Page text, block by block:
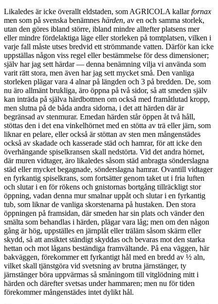
Likaledes är icke överallt eldstaden, som AGRICOLA kallar fornax
men som på svenska benämnes härden, av en och samma storlek,
utan den göres ibland större, ibland mindre alltefter platsens mer
eller mindre fördelaktiga läge eller storleken på tomtplatsen, vilken i
varje fall måste utses bredvid ett strömmande vatten. Därför kan icke
uppställas någon viss regel eller bestämmelse för dess dimensioner;
själv har jag sett härdar — denna benämning vilja vi använda som
varit rätt stora, men även har jag sett mycket små. Den vanliga
storleken plägar vara 4 alnar på längden och 3 på bredden. De, som
nu äro allmänt brukliga, äro öppna på två sidor, så att smeden själv
kan inträda på själva härdbottnen om också med framåtlutad kropp,
men slutna på de båda andra sidorna, i det att härden där är
begränsad av stenmurar. Emedan härden står öppen åt två håll,
stöttas den i det ena vinkelhörnet med en stötta av trä eller järn, som
liknar en pelare, eller också är stöttan av sten men mångenstädes
också av skadade och kasserade städ och hamrar, för att icke den
överhängande spiselkransen skall nedstörta. Vid det andra hörnet,
där muren vidtager, äro likaledes såsom städ anbragta sönderslagna
städ eller mycket begagnade, sönderslagna hamrar. Ovantill vidtager
en fyrkantig spiselkrans, som fortsätter genom taket ut i fria luften
och slutar i en för rökens och gnistornas bortgång tillräckligt stor
öppning, vadan denna mur smalnar uppåt och slutar i en fyrkantig
tub, som liknar de vanliga skorstenarna på hustaken. Den stora
öppningen på framsidan, där smeden har sin plats och vänder den
smälta som behandlas i härden, plägar vara låg; men om den någon
gång är hög, uppställes en järnplåt eller träläm såsom skärm eller
skydd, så att ansiktet ständigt skyddas och bevaras mot den starka
hettan och mot lågans beständiga framvältande. På ena väggen, här
bakväggen, förekommer ett fyrkantigt hål med en bredd av ½ aln,
vilket skall tjänstgöra vid svetsning av brutna järnstänger, ty
järnstänger böra uppvärmas så småningom till vitglödning mitt i
härden och därefter svetsas under hammaren; men nu för tiden
förekommer mångenstädes intet dylikt hål.